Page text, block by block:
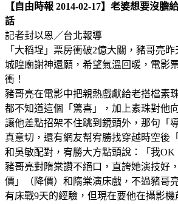
【自由時報 2014-02-17】老婆想要沒膽
話
記者封以恩／台北報導
「大稻埕」票房衝破2億大關，豬哥亮
城隍廟謝神還願，希望氣溫回暖，電影
衝！
豬哥亮在電影中把親熱戲獻給老搭檔素
都不知道這個「驚喜」，加上素珠對他
讓他差點招架不住跳到鏡頭外，那句「
真意切，還有網友幫宥勝找穿越時空後
和吳敏配對，宥勝大方點頭說：「我OK
豬哥亮對隋棠讚不絕口，直誇她演技好
價」（降價）和隋棠演床戲，不過豬哥
有床戰9天的經驗，但現在要他在攝影